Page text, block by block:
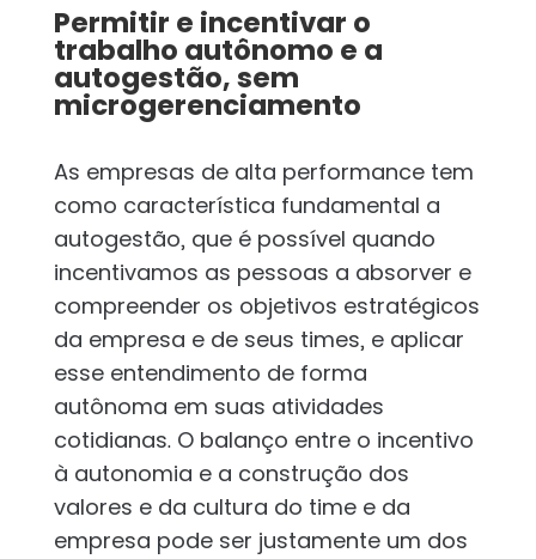
Permitir e incentivar o
trabalho autônomo e a
autogestão, sem
microgerenciamento
As empresas de alta performance tem
como característica fundamental a
autogestão, que é possível quando
incentivamos as pessoas a absorver e
compreender os objetivos estratégicos
da empresa e de seus times, e aplicar
esse entendimento de forma
autônoma em suas atividades
cotidianas. O balanço entre o incentivo
à autonomia e a construção dos
valores e da cultura do time e da
empresa pode ser justamente um dos